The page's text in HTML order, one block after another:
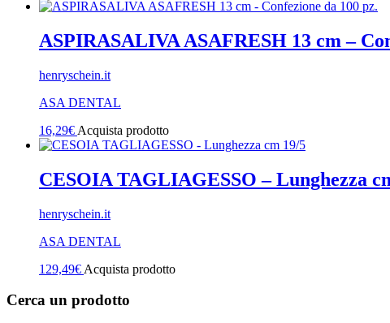
ASPIRASALIVA ASAFRESH 13 cm –
henryschein.it
ASA DENTAL
16,29€ Acquista prodotto
CESOIA TAGLIAGESSO – Lunghezza
henryschein.it
ASA DENTAL
129,49€ Acquista prodotto
Cerca un prodotto